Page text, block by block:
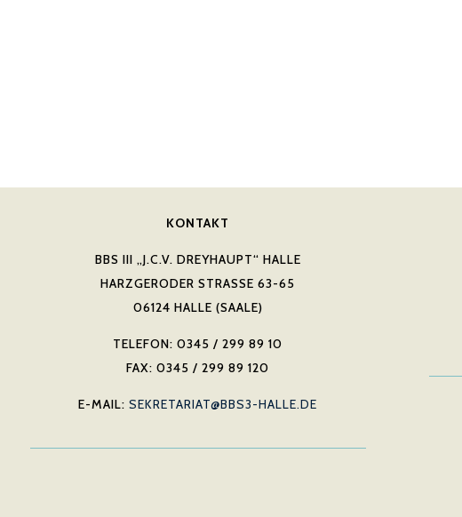
KONTAKT
BBS III „J.C.V. DREYHAUPT“ HALLE
HARZGERODER STRASSE 63-65
06124 HALLE (SAALE)
TELEFON: 0345 / 299 89 10
FAX: 0345 / 299 89 120
E-MAIL: SEKRETARIAT@BBS3-HALLE.DE